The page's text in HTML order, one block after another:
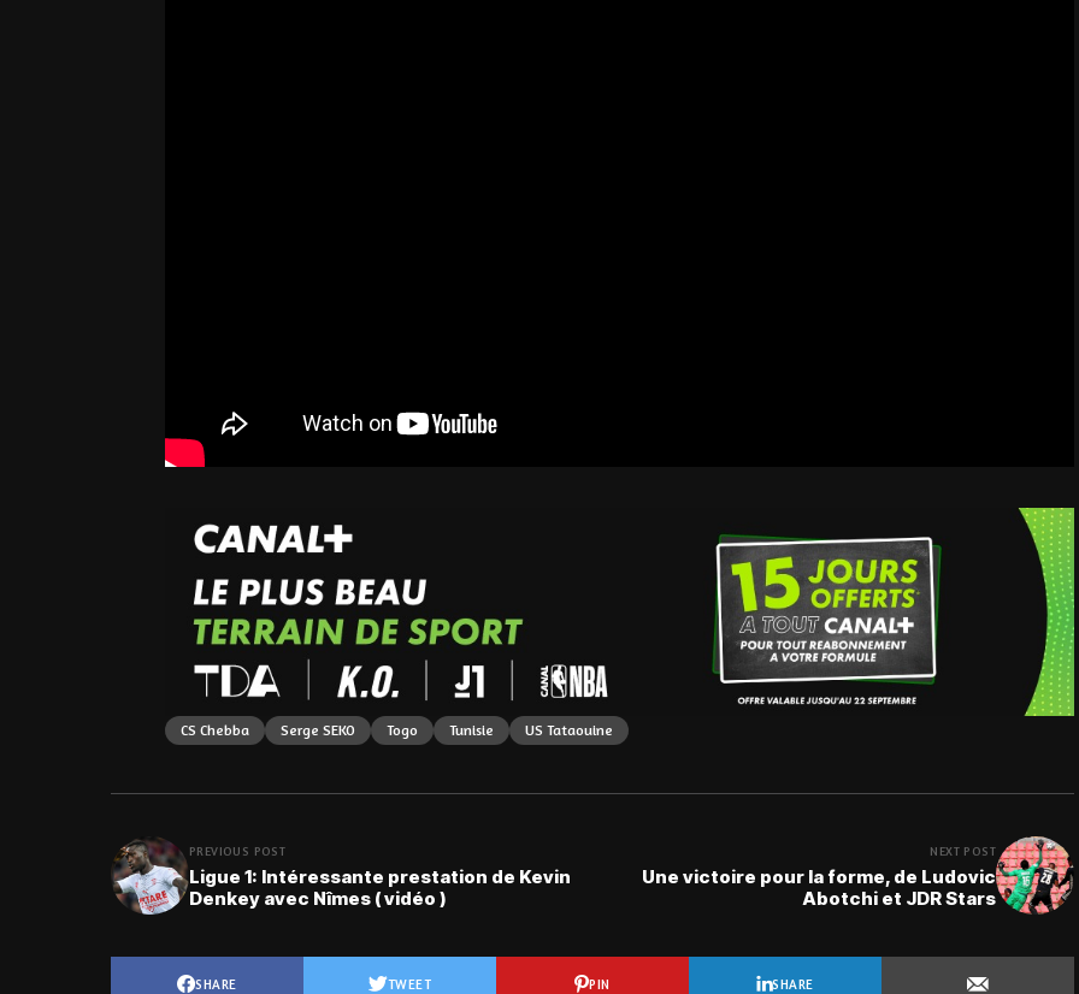
CS Chebba Serge SEKO Togo Tunisie US Tataouine
PREVIOUS POST
Ligue 1: Intéressante prestation de Kevin
Denkey avec Nîmes ( vidéo )
NEXT POST
Une victoire pour la forme, de Ludovic
Abotchi et JDR Stars
SHARE TWEET PIN SHARE